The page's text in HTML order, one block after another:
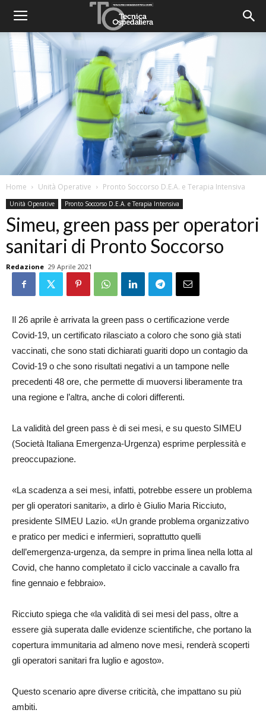
Home Unità Operative Pronto Soccorso D.E.A. e Terapia Intensiva
Unità Operative Pronto Soccorso D.E.A. e Terapia Intensiva
Simeu, green pass per operatori
sanitari di Pronto Soccorso
Redazione 29 Aprile 2021
Il 26 aprile è arrivata la green pass o certificazione verde
Covid-19, un certificato rilasciato a coloro che sono già stati
vaccinati, che sono stati dichiarati guariti dopo un contagio da
Covid-19 o che sono risultati negativi a un tampone nelle
precedenti 48 ore, che permette di muoversi liberamente tra
una regione e l’altra, anche di colori differenti.
La validità del green pass è di sei mesi, e su questo SIMEU
(Società Italiana Emergenza-Urgenza) esprime perplessità e
preoccupazione.
«La scadenza a sei mesi, infatti, potrebbe essere un problema
per gli operatori sanitari», a dirlo è Giulio Maria Ricciuto,
presidente SIMEU Lazio. «Un grande problema organizzativo
e pratico per medici e infermieri, soprattutto quelli
dell’emergenza-urgenza, da sempre in prima linea nella lotta al
Covid, che hanno completato il ciclo vaccinale a cavallo fra
fine gennaio e febbraio».
Ricciuto spiega che «la validità di sei mesi del pass, oltre a
essere già superata dalle evidenze scientifiche, che portano la
copertura immunitaria ad almeno nove mesi, renderà scoperti
gli operatori sanitari fra luglio e agosto».
Questo scenario apre diverse criticità, che impattano su più
ambiti.